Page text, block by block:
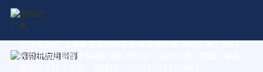
作为专业的 上海建冶磨粉机采石场设备价钱 制造厂家，我们
致力于为您量身定制高价值的粉体加工系统方案。获取厂家直